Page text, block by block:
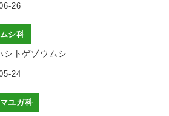
26
シ科
シトゲゾウムシ
24
ユガ科